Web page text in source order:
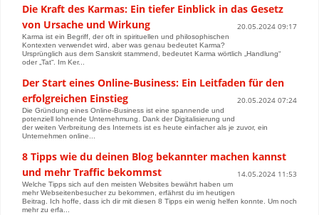
Die Kraft des Karmas: Ein tiefer Einblick in das Gesetz
von Ursache und Wirkung
20.05.2024 09:17
Karma ist ein Begriff, der oft in spirituellen und philosophischen
Kontexten verwendet wird, aber was genau bedeutet Karma?
Ursprünglich aus dem Sanskrit stammend, bedeutet Karma wörtlich „Handlung“
oder „Tat“. Im Ker...
Der Start eines Online-Business: Ein Leitfaden für den
erfolgreichen Einstieg
20.05.2024 07:24
Die Gründung eines Online-Business ist eine spannende und
potenziell lohnende Unternehmung. Dank der Digitalisierung und
der weiten Verbreitung des Internets ist es heute einfacher als je zuvor, ein
Unternehmen online...
8 Tipps wie du deinen Blog bekannter machen kannst
und mehr Traffic bekommst
14.05.2024 11:53
Welche Tipps sich auf den meisten Websites bewährt haben um
mehr Webseitenbesucher zu bekommen, erfährst du im heutigen
Beitrag. Ich hoffe, dass ich dir mit diesen 8 Tipps ein wenig helfen konnte. Um noch
mehr zu erfa...